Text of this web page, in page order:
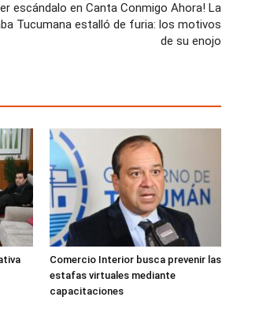
escándalo en Canta Conmigo Ahora! La
Tucumana estalló de furia: los motivos
de su enojo
Comercio Interior busca prevenir las
estafas virtuales mediante
capacitaciones